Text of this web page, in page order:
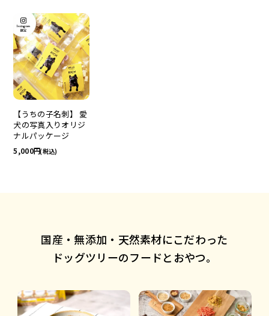
【うちの子名刺】 愛
犬の写真入りオリジ
ナルパッケージ
5,000 (税込)
国産・無添加・天然素材にこだわった
ドッグツリーのフードとおやつ。